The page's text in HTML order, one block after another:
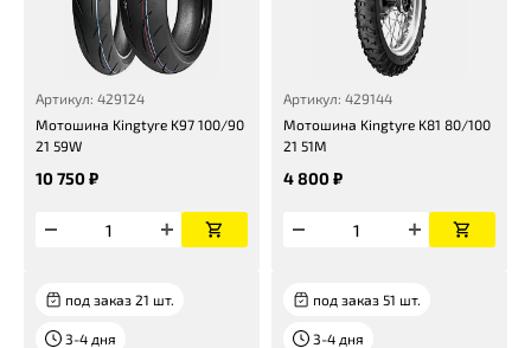
Артикул: 429124
Мотошина Kingtyre K97 100/90
21 59W
10 750 ₽
Артикул: 429144
Мотошина Kingtyre K81 80/100
21 51M
4 800 ₽
под заказ 21 шт.
3-4 дня
под заказ 51 шт.
3-4 дня